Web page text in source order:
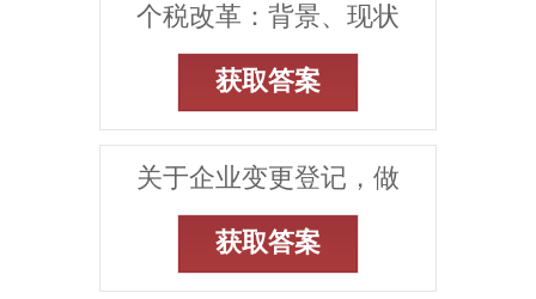
个税改革：背景、现状
获取答案
关于企业变更登记，做
获取答案